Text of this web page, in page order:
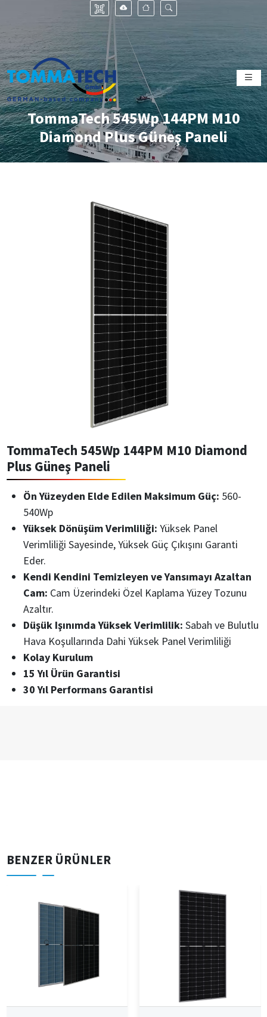
TommaTech 545Wp 144PM M10
Diamond Plus Güneş Paneli
TommaTech 545Wp 144PM M10 Diamond
Plus Güneş Paneli
Ön Yüzeyden Elde Edilen Maksimum Güç: 560-
540Wp
Yüksek Dönüşüm Verimliliği: Yüksek Panel
Verimliliği Sayesinde, Yüksek Güç Çıkışını Garanti
Eder.
Kendi Kendini Temizleyen ve Yansımayı Azaltan
Cam: Cam Üzerindeki Özel Kaplama Yüzey Tozunu
Azaltır.
Düşük Işınımda Yüksek Verimlilik: Sabah ve Bulutlu
Hava Koşullarında Dahi Yüksek Panel Verimliliği
Kolay Kurulum
15 Yıl Ürün Garantisi
30 Yıl Performans Garantisi
BENZER ÜRÜNLER